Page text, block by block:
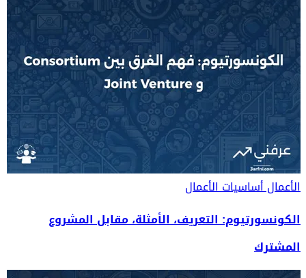
الأعمالأساسيات الأعمال
الكونسورتيوم: التعريف، الأمثلة، مقابل المشروع
المشترك